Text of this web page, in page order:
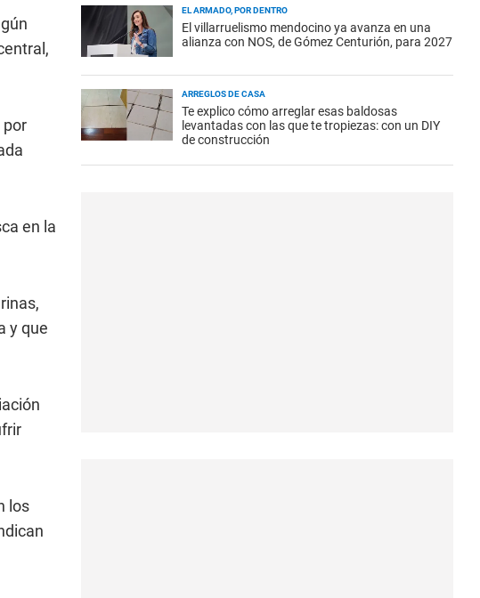
por
en la
y que
los
EL ARMADO, POR DENTRO
El villarruelismo mendocino ya avanza en una
alianza con NOS, de Gómez Centurión, para 2027
ARREGLOS DE CASA
Te explico cómo arreglar esas baldosas
levantadas con las que te tropiezas: con un DIY
de construcción